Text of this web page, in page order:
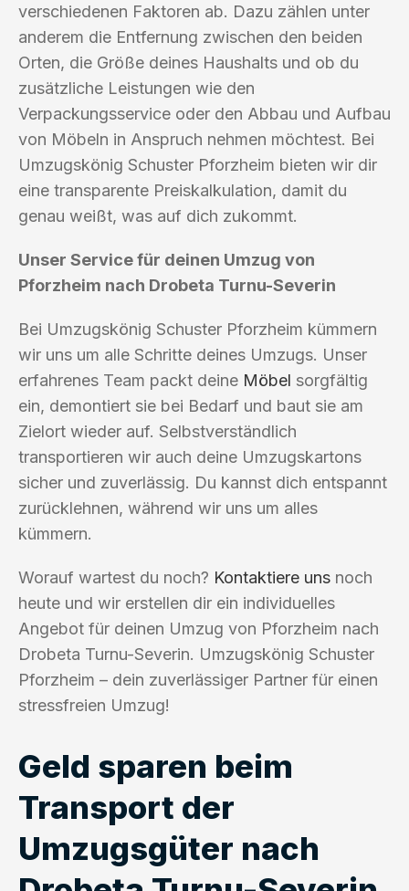
verschiedenen Faktoren ab. Dazu zählen unter
anderem die Entfernung zwischen den beiden
Orten, die Größe deines Haushalts und ob du
zusätzliche Leistungen wie den
Verpackungsservice oder den Abbau und Aufbau
von Möbeln in Anspruch nehmen möchtest. Bei
Umzugskönig Schuster Pforzheim bieten wir dir
eine transparente Preiskalkulation, damit du
genau weißt, was auf dich zukommt.
Unser Service für deinen Umzug von
Pforzheim nach Drobeta Turnu-Severin
Bei Umzugskönig Schuster Pforzheim kümmern
wir uns um alle Schritte deines Umzugs. Unser
erfahrenes Team packt deine Möbel sorgfältig
ein, demontiert sie bei Bedarf und baut sie am
Zielort wieder auf. Selbstverständlich
transportieren wir auch deine Umzugskartons
sicher und zuverlässig. Du kannst dich entspannt
zurücklehnen, während wir uns um alles
kümmern.
Worauf wartest du noch? Kontaktiere uns noch
heute und wir erstellen dir ein individuelles
Angebot für deinen Umzug von Pforzheim nach
Drobeta Turnu-Severin. Umzugskönig Schuster
Pforzheim – dein zuverlässiger Partner für einen
stressfreien Umzug!
Geld sparen beim
Transport der
Umzugsgüter nach